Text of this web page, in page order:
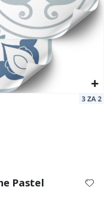
Pastel